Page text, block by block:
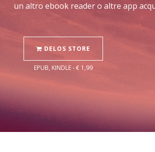
un altro ebook reader o altre app
DELOS STORE
EPUB, KINDLE - € 1,99